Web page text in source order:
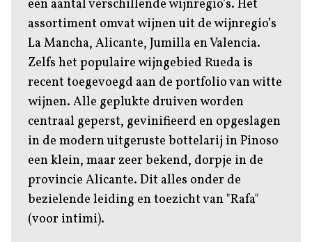
een aantal verschillende wijnregio’s. Het
assortiment omvat wijnen uit de wijnregio’s
La Mancha, Alicante, Jumilla en Valencia.
Zelfs het populaire wijngebied Rueda is
recent toegevoegd aan de portfolio van witte
wijnen. Alle geplukte druiven worden
centraal geperst, gevinifieerd en opgeslagen
in de modern uitgeruste bottelarij in Pinoso
een klein, maar zeer bekend, dorpje in de
provincie Alicante. Dit alles onder de
bezielende leiding en toezicht van "Rafa"
(voor intimi).